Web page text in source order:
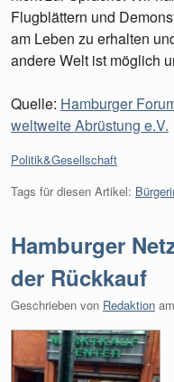
Flugblättern und
am Leben zu erhalten
andere Welt ist möglich
Quelle: Hamburger
weltweite Abrüstung e.V.
Kategorien:
Politik&Gesellschaft
Tags für diesen Artikel:
Hamburger
der Rückkauf
Geschrieben von Redaktion am